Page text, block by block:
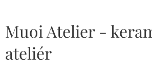
Muoi Atelier -
ateliér